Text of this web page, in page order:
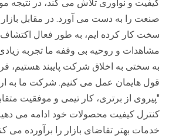
کیفیت و نوآوری تلاش می کند، در نتیجه
صنعت را به دست می آورد. در مقابل بازار
سخت کار کرده ایم، به طور فعال
مشاهدات و روحیه بی وقفه ما تجربه
به سختی به اخلاق شرکت پایبند هستیم،
قول هایمان عمل می کنیم. شرکت ما به
"پیروی از برتری، کار تیمی و موفقیت
کنترل کیفیت محصولات خود ادامه می
خدمات بهتر تقاضای بازار را برآورده می